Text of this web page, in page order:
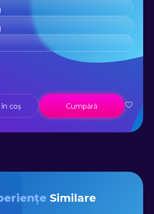
coș Cumpără
Similare